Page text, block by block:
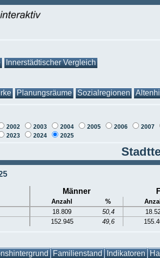
Innerstädtischer Vergleich
Planungsräume Sozialregionen
2002 2003 2004 2005 2006 2007
2023 2024 2025
Männer
Anzahl %
18.809 50,4
152.945 49,6
Familienstand Indikatoren